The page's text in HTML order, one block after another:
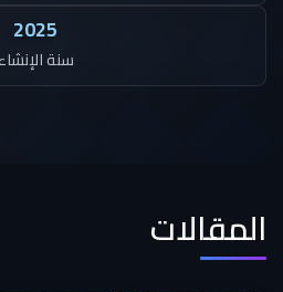
2025
سنة
المقالات